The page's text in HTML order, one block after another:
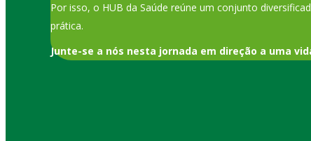
Por isso, o HUB da Saúde reúne um conjunto
prática.
Junte-se a nós nesta jornada em direção a uma